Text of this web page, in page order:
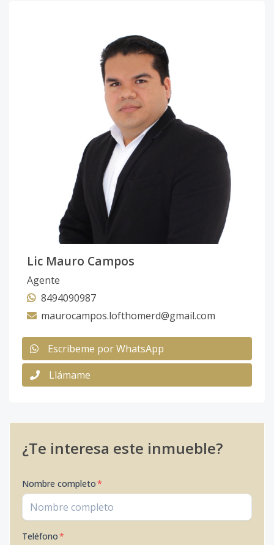
Lic Mauro Campos
Agente
8494090987
maurocampos.lofthomerd@gmail.com
Escribeme por WhatsApp
Llámame
¿Te interesa este inmueble?
Nombre completo*
Teléfono*